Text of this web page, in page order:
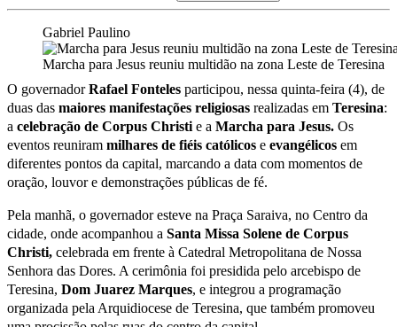
Gabriel Paulino
Marcha para Jesus reuniu multidão na zona Leste de Teresina
O governadorRafael Fonteles participou, nessa quinta-feira (4), de
duas das maiores manifestações religiosas realizadas em Teresina:
a celebração de Corpus Christi e a Marcha para Jesus. Os
eventos reuniram milhares de fiéis católicos e evangélicos em
diferentes pontos da capital, marcando a data com momentos de
oração, louvor e demonstrações públicas de fé.
Pela manhã, o governador esteve na Praça Saraiva, no Centro da
cidade, onde acompanhou a Santa Missa Solene de Corpus
Christi, celebrada em frente à Catedral Metropolitana de Nossa
Senhora das Dores. A cerimônia foi presidida pelo arcebispo de
Teresina, Dom Juarez Marques, e integrou a programação
organizada pela Arquidiocese de Teresina, que também promoveu